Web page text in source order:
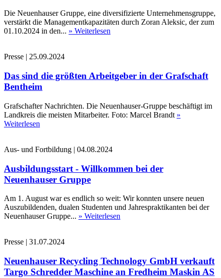
Die Neuenhauser Gruppe, eine diversifizierte Unternehmensgruppe,
verstärkt die Managementkapazitäten durch Zoran Aleksic, der zum
01.10.2024 in den... » Weiterlesen
Presse | 25.09.2024
Das sind die größten Arbeitgeber in der Grafschaft
Bentheim
Grafschafter Nachrichten. Die Neuenhauser-Gruppe beschäftigt im
Landkreis die meisten Mitarbeiter. Foto: Marcel Brandt »
Weiterlesen
Aus- und Fortbildung | 04.08.2024
Ausbildungsstart - Willkommen bei der
Neuenhauser Gruppe
Am 1. August war es endlich so weit: Wir konnten unsere neuen
Auszubildenden, dualen Studenten und Jahrespraktikanten bei der
Neuenhauser Gruppe... » Weiterlesen
Presse | 31.07.2024
Neuenhauser Recycling Technology GmbH verkauft
Targo Schredder Maschine an Fredheim Maskin AS